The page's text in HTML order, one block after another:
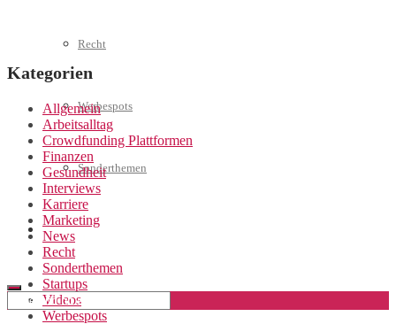
Recht
Werbespots
Sonderthemen
Geschäftskonto eröffnen
Kategorien
Allgemein
Arbeitsalltag
Crowdfunding Plattformen
Finanzen
Gesundheit
Interviews
Karriere
Marketing
News
Recht
Sonderthemen
Startups
Videos
Werbespots